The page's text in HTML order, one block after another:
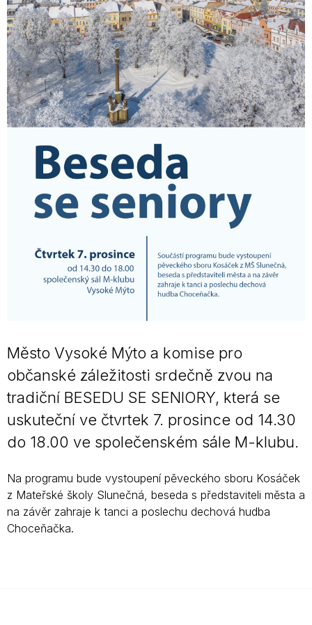
Město Vysoké Mýto a komise pro
občanské záležitosti srdečně zvou na
tradiční BESEDU SE SENIORY, která se
uskuteční ve čtvrtek 7. prosince od 14.30
do 18.00 ve společenském sále M-klubu.
Na programu bude vystoupení pěveckého sboru Kosáček
z Mateřské školy Slunečná, beseda s představiteli města a
na závěr zahraje k tanci a poslechu dechová hudba
Choceňačka.